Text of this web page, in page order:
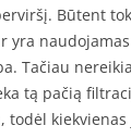
Būtent
yra
Tačiau
tą pačią
todėl